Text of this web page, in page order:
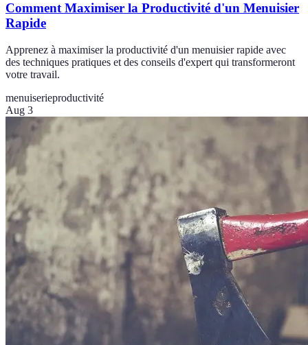
Comment Maximiser la Productivité d'un Menuisier
Rapide
Apprenez à maximiser la productivité d'un menuisier rapide avec
des techniques pratiques et des conseils d'expert qui transformeront
votre travail.
menuiserieproductivité
Aug 3